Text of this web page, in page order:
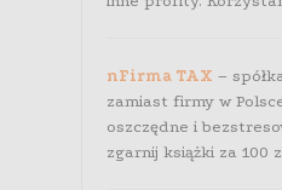
nFirma TAX –
zamiast firmy w
oszczędne i
zgarnij książki za 100